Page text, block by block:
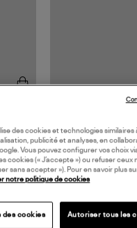
NOUVELLE
189,00 €
Mocassins Killian
Mousse
des cookies et technologies similaires
publicité et analyses, en
Vous pouvez configurer vos choix
cookies (« J’accepte ») ou refuser
sans accepter »). Pour en savoir plus
notre politique de cookies
des cookies Autoriser tous les